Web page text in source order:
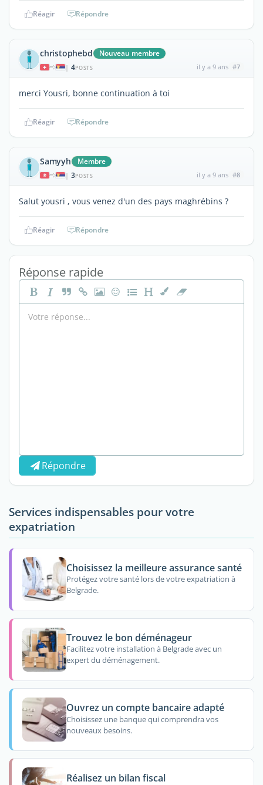
Réagir Répondre
christophebd Nouveau membre
| 4POSTS il y a 9 ans #7
merci Yousri, bonne continuation à toi
Réagir Répondre
Samyyh Membre
| 3POSTS il y a 9 ans #8
Salut yousri , vous venez d'un des pays maghrébins ?
Réagir Répondre
Réponse rapide
Répondre
Services indispensables pour votre
expatriation
Choisissez la meilleure assurance santé
Protégez votre santé lors de votre expatriation à
Belgrade.
Trouvez le bon déménageur
Facilitez votre installation à Belgrade avec un
expert du déménagement.
Ouvrez un compte bancaire adapté
Choisissez une banque qui comprendra vos
nouveaux besoins.
Réalisez un bilan fiscal